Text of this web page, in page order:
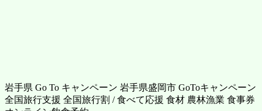
岩手県 Go To キャンペーン 岩手県盛岡市 GoToキャンペーン
全国旅行支援 全国旅行割 / 食べて応援 食材 農林漁業 食事券